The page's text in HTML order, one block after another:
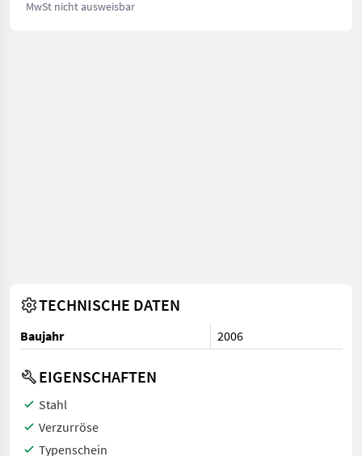
MwSt nicht ausweisbar
TECHNISCHE DATEN
Baujahr 2006
EIGENSCHAFTEN
Stahl
Verzurröse
Typenschein